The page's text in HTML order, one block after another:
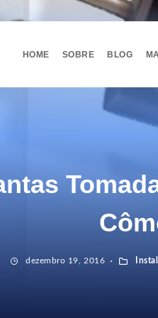
HOME SOBRE BLOG
dezembro 19, 2016